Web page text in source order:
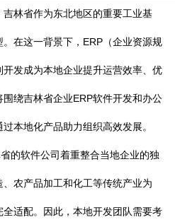
林省作为东北地区的重要工业基
在这一背景下，ERP（企业资源规
发成为本地企业提升运营效率、优
绕吉林省企业ERP软件开发和办公
本地化产品助力组织高效发展。
的软件公司着重整合当地企业的独
农产品加工和化工等传统产业为
适配。因此，本地开发团队需要考